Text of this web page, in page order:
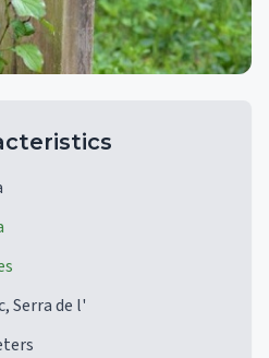
Serra de l'